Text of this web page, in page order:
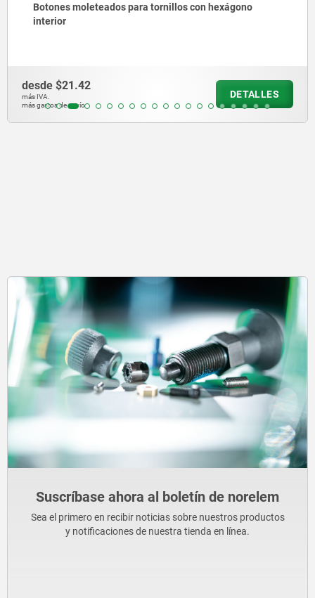
Botones moleteados para tornillos con hexágono
interior
desde $21.42
más IVA.
más gastos de envío
DETALLES
Suscríbase ahora al boletín de norelem
Sea el primero en recibir noticias sobre nuestros productos
y notificaciones de nuestra tienda en línea.